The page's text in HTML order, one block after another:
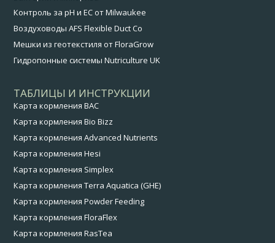
Контроль за pH и EC от Milwaukee
Воздуховоды AFS Flexible Duct Co
Мешки из геотекстиля от FloraGrow
Гидропонные системы Nutriculture UK
ТАБЛИЦЫ И ИНСТРУКЦИИ
Карта кормления BAC
Карта кормления Bio Bizz
Карта кормления Advanced Nutrients
Карта кормления Hesi
Карта кормления Simplex
Карта кормления Terra Aquatica (GHE)
Карта кормления Powder Feeding
Карта кормления FloraFlex
Карта кормления RasTea